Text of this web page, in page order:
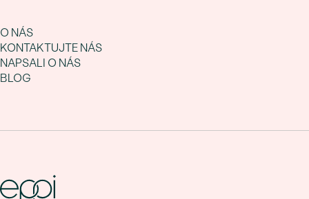
O NÁS
KONTAKTUJTE NÁS
NAPSALI O NÁS
BLOG